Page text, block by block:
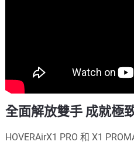
全面解放雙手 成就極
HOVERAirX1 PRO 和 X1